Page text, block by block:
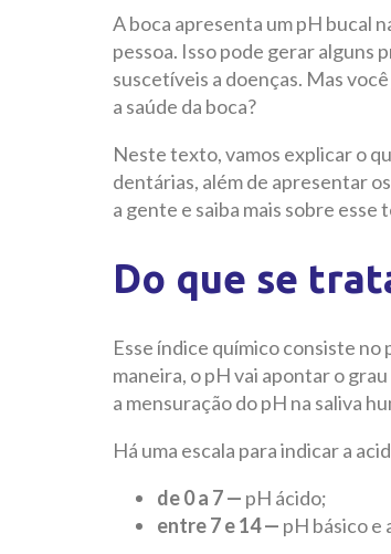
A boca apresenta um pH bucal
pessoa. Isso pode gerar alguns
suscetíveis a doenças. Mas
a saúde da boca?
Neste texto, vamos explicar o
dentárias, além de apresentar
a gente e saiba mais sobre esse
Do que se
Esse índice químico consiste
maneira, o pH vai apontar o
a mensuração do pH na saliva
Há uma escala para indicar a
de 0 a 7 — pH ácido;
entre 7 e 14 — pH básico e